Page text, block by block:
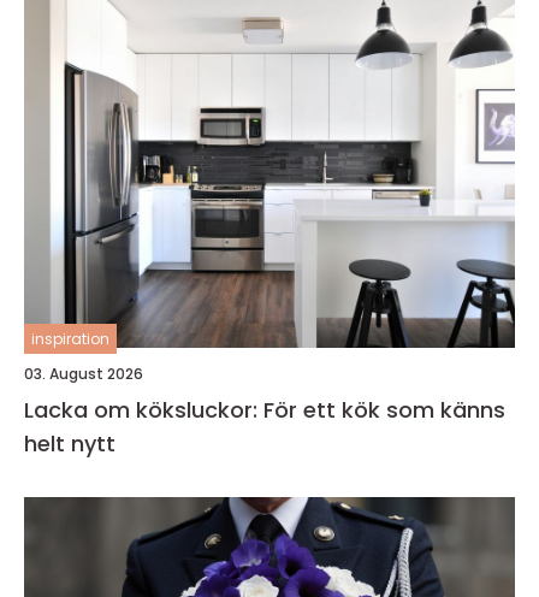
inspiration
03. August 2026
Lacka om köksluckor: För ett kök som känns
helt nytt